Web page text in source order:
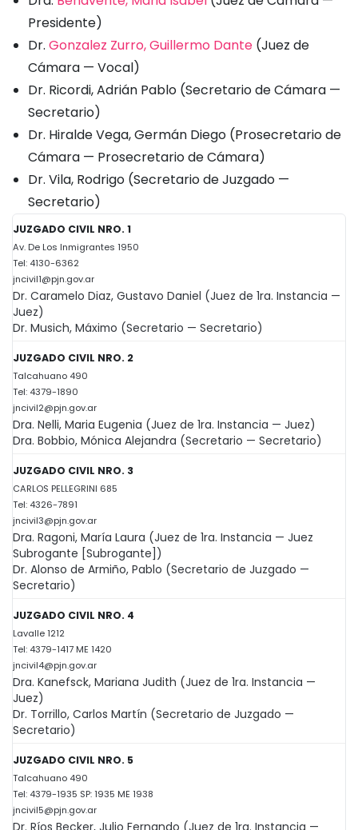
Presidente)
Dr. Gonzalez Zurro, Guillermo Dante (Juez de
Cámara — Vocal)
Dr. Ricordi, Adrián Pablo (Secretario de Cámara —
Secretario)
Dr. Hiralde Vega, Germán Diego (Prosecretario de
Cámara — Prosecretario de Cámara)
Dr. Vila, Rodrigo (Secretario de Juzgado —
Secretario)
JUZGADO CIVIL NRO. 1
Av. De Los Inmigrantes 1950
Tel: 4130-6362
jncivil1@pjn.gov.ar
Dr. Caramelo Diaz, Gustavo Daniel (Juez de 1ra. Instancia —
Juez)
Dr. Musich, Máximo (Secretario — Secretario)
JUZGADO CIVIL NRO. 2
Talcahuano 490
Tel: 4379-1890
jncivil2@pjn.gov.ar
Dra. Nelli, Maria Eugenia (Juez de 1ra. Instancia — Juez)
Dra. Bobbio, Mónica Alejandra (Secretario — Secretario)
JUZGADO CIVIL NRO. 3
CARLOS PELLEGRINI 685
Tel: 4326-7891
jncivil3@pjn.gov.ar
Dra. Ragoni, María Laura (Juez de 1ra. Instancia — Juez
Subrogante [Subrogante])
Dr. Alonso de Armiño, Pablo (Secretario de Juzgado —
Secretario)
JUZGADO CIVIL NRO. 4
Lavalle 1212
Tel: 4379-1417 ME 1420
jncivil4@pjn.gov.ar
Dra. Kanefsck, Mariana Judith (Juez de 1ra. Instancia —
Juez)
Dr. Torrillo, Carlos Martín (Secretario de Juzgado —
Secretario)
JUZGADO CIVIL NRO. 5
Talcahuano 490
Tel: 4379-1935 SP: 1935 ME 1938
jncivil5@pjn.gov.ar
Dr. Ríos Becker, Julio Fernando (Juez de 1ra. Instancia —